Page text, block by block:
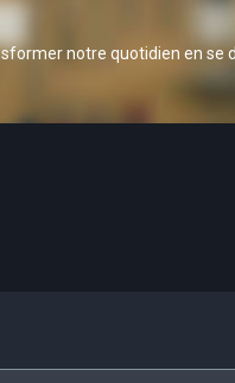
notre quotidien en